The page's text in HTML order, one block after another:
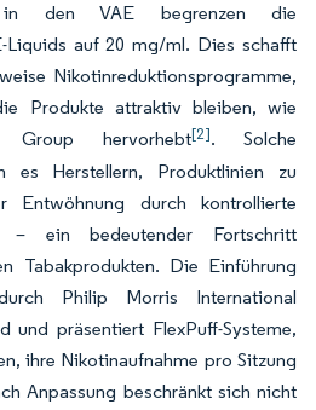
in den VAE begrenzen die
Liquids auf 20 mg/ml. Dies schafft
Nikotinreduktionsprogramme,
Produkte attraktiv bleiben, wie
Group hervorhebt[2]. Solche
es Herstellern, Produktlinien zu
durch kontrollierte
– ein bedeutender Fortschritt
Tabakprodukten. Die Einführung
Philip Morris International
und präsentiert FlexPuff-Systeme,
ihre Nikotinaufnahme pro Sitzung
Anpassung beschränkt sich nicht